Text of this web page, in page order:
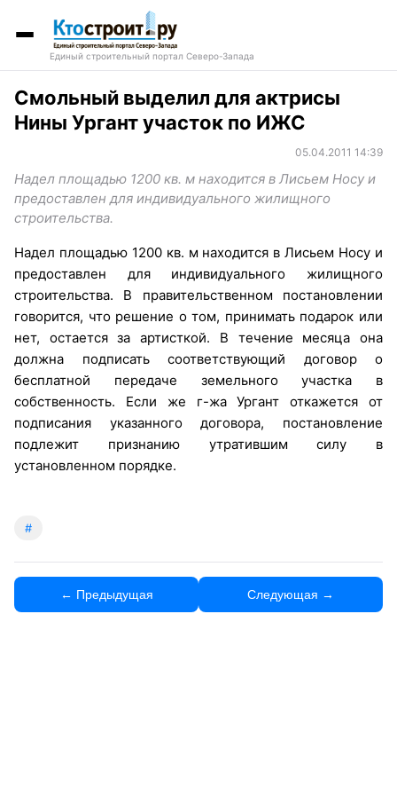
Единый строительный портал Северо-Запада
Смольный выделил для актрисы
Нины Ургант участок по ИЖС
05.04.2011 14:39
Надел площадью 1200 кв. м находится в Лисьем Носу и
предоставлен для индивидуального жилищного
строительства.
Надел площадью 1200 кв. м находится в Лисьем Носу и
предоставлен для индивидуального жилищного
строительства. В правительственном постановлении
говорится, что решение о том, принимать подарок или
нет, остается за артисткой. В течение месяца она
должна подписать соответствующий договор о
бесплатной передаче земельного участка в
собственность. Если же г-жа Ургант откажется от
подписания указанного договора, постановление
подлежит признанию утратившим силу в
установленном порядке.
#
← Предыдущая Следующая →